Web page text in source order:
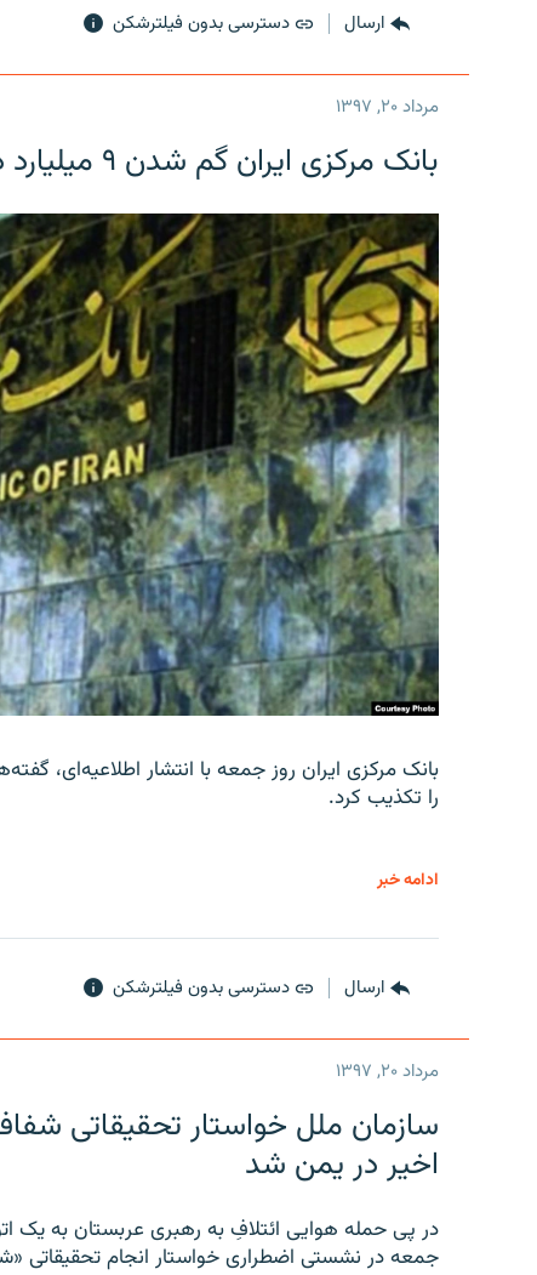
ارسال دسترسی بدون فیلترشکن
مرداد ۲۰, ۱۳۹۷
بانک مرکزی ایران گم شدن ۹ میلیارد دلار را تکذیب کرد
را تکذیب کرد.
ادامه خبر
ارسال دسترسی بدون فیلترشکن
مرداد ۲۰, ۱۳۹۷
سازمان ملل خواستار تحقیقاتی
اخیر در یمن شد
در پی حمله هوایی ائتلافِ به رهبری عربستان به
جمعه در نشستی اضطراری خواستار انجام تحقیقاتی